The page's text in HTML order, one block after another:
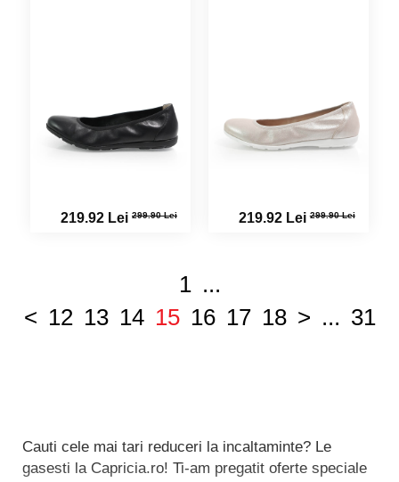
219.92 Lei 299.90 Lei 219.92 Lei299.90 Lei
1 ...
< 12 13 14 15 16 17 18 > ... 31
Cauti cele mai tari reduceri la incaltaminte? Le
gasesti la Capricia.ro! Ti-am pregatit oferte speciale